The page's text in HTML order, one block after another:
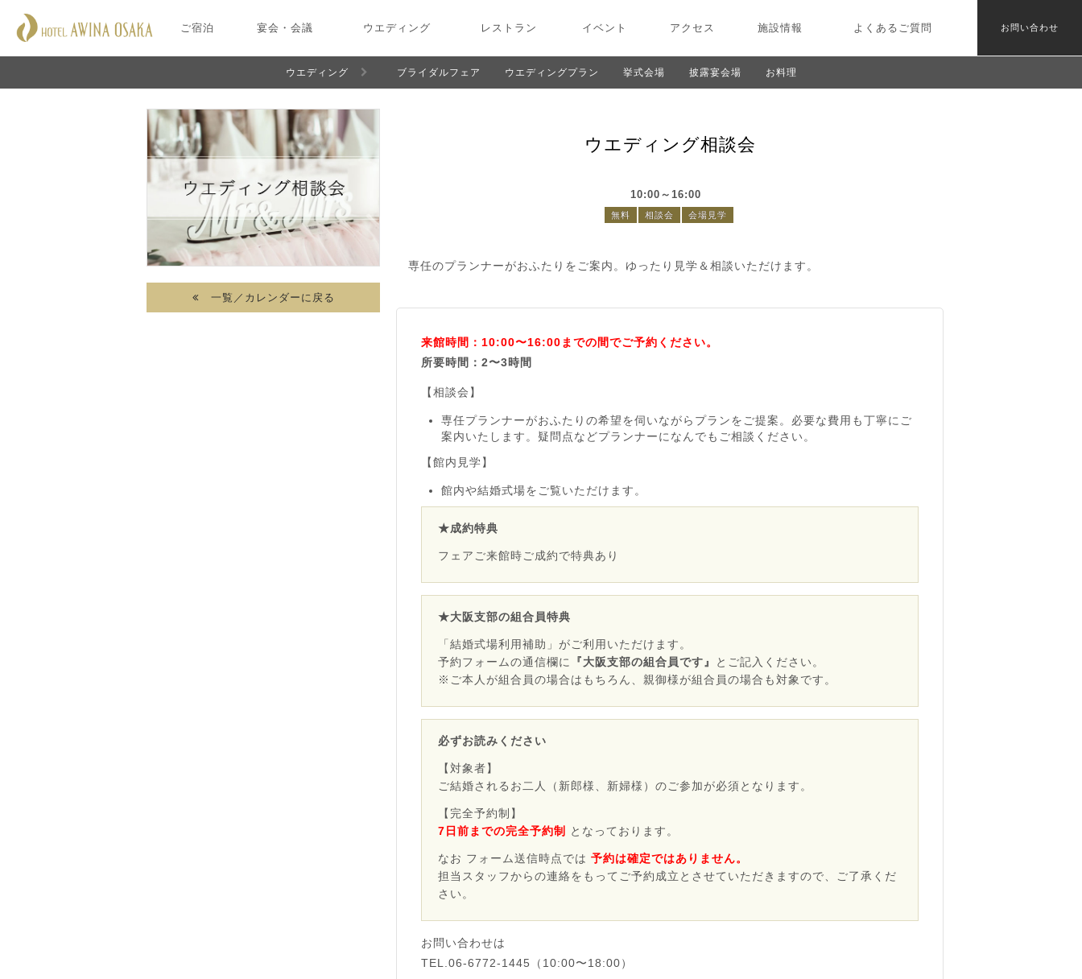
ご宿泊 宴会・会議 ウエディング レストラン イベント アクセス 施設情報 よくあるご質問 お問い合わせ
ウエディング ブライダルフェア ウエディングプラン 挙式会場 披露宴会場 お料理
一覧／カレンダーに戻る
ウエディング相談会
10:00～16:00
無料 相談会 会場見学
専任のプランナーがおふたりをご案内。ゆったり見学＆相談いただけます。
来館時間：10:00〜16:00までの間でご予約ください。
所要時間：2〜3時間
【相談会】
専任プランナーがおふたりの希望を伺いながらプランをご提案。必要な費用も丁寧にご
案内いたします。疑問点などプランナーになんでもご相談ください。
【館内見学】
館内や結婚式場をご覧いただけます。
★成約特典
フェアご来館時ご成約で特典あり
★大阪支部の組合員特典
「結婚式場利用補助」がご利用いただけます。
予約フォームの通信欄に
『大阪支部の組合員です』
とご記入ください。
※ご本人が組合員の場合はもちろん、親御様が組合員の場合も対象です。
必ずお読みください
【対象者】
ご結婚されるお二人（新郎様、新婦様）のご参加が必須となります。
【完全予約制】
7日前までの完全予約制
となっております。
なお フォーム送信時点では 予約は確定ではありません。
担当スタッフからの連絡をもってご予約成立とさせていただきますので、ご了承くだ
さい。
お問い合わせは
TEL.06-6772-1445（10:00〜18:00）